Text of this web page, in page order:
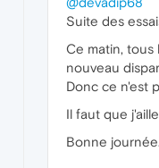
Suite des
Ce matin,
nouveau
Donc ce n'est
Il faut que
Bonne journée.